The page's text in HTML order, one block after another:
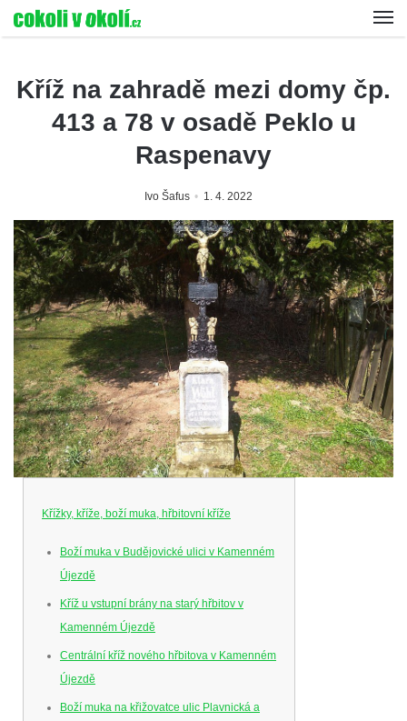
Kříž na zahradě mezi domy čp.
413 a 78 v osadě Peklo u
Raspenavy
Ivo Šafus 1. 4. 2022
Křížky, kříže, boží muka, hřbitovní kříže
Boží muka v Budějovické ulici v Kamenném
Újezdě
Kříž u vstupní brány na starý hřbitov v
Kamenném Újezdě
Centrální kříž nového hřbitova v Kamenném
Újezdě
Boží muka na křižovatce ulic Plavnická a